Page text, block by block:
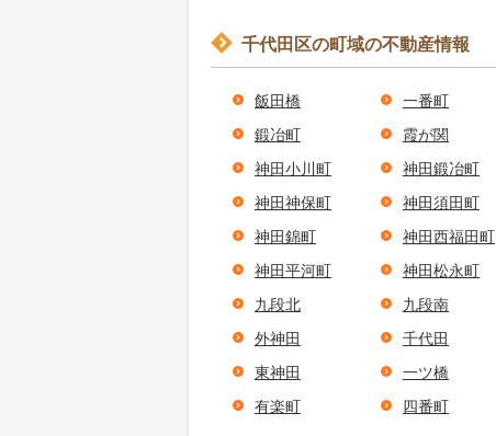
千代田区の町域の不動産情報
飯田橋 一番町
鍛冶町
霞が関
神田小川町
神田鍛冶町
神田神保町
神田須田町
神田錦町
神田西福田町
神田平河町
神田松永町
九段北
九段南
外神田
千代田
東神田
一ツ橋
有楽町
四番町